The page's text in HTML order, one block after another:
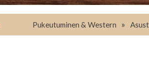
Pukeutuminen & Western »